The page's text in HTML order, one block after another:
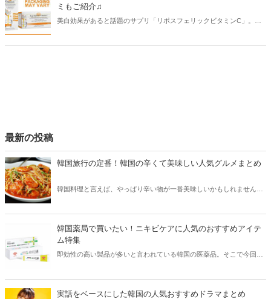
ミもご紹介♫
美白効果があると話題のサプリ「リポスフェリックビタミンC」。海
最新の投稿
韓国旅行の定番！韓国の辛くて美味しい人気グルメまとめ
韓国料理と言えば、やっぱり辛い物が一番美味しいかもしれません。
方も必見です。
韓国薬局で買いたい！ニキビケアに人気のおすすめアイテ
ム特集
即効性の高い製品が多いと言われている韓国の医薬品。そこで今回は
う。
実話をベースにした韓国の人気おすすめドラマまとめ